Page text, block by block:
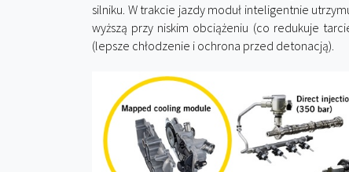
silniku. W trakcie jazdy moduł inteligentnie
wyższą przy niskim obciążeniu (co redukuje
(lepsze chłodzenie i ochrona przed detonacją).